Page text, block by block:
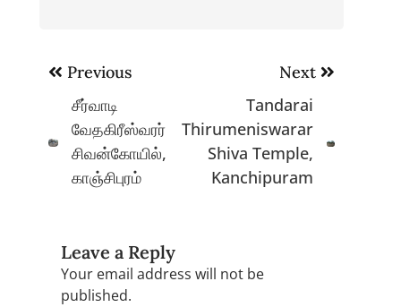
Post
navigation
Previous
சீர்வாடி
வேதகிரீஸ்வரர்
சிவன்கோயில்,
காஞ்சிபுரம்
Next
Tandarai
Thirumeniswarar
Shiva Temple,
Kanchipuram
Leave a Reply
Your email address will not be
published.